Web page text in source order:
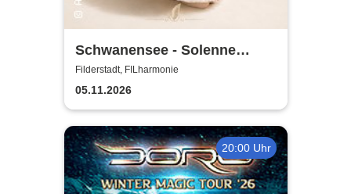
Schwanensee - Solenne
Ballet Classique
Filderstadt, FILharmonie
05.11.2026
20:00 Uhr